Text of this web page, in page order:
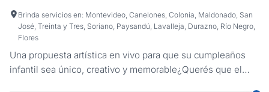
Brinda servicios en: Montevideo, Canelones, Colonia, Maldonado, San
José, Treinta y Tres, Soriano, Paysandú, Lavalleja, Durazno, Río Negro,
Flores
Una propuesta artística en vivo para que su cumpleaños
infantil sea único, creativo y memorable¿Querés que el